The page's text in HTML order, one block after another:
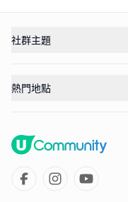
社群主題
熱門地點